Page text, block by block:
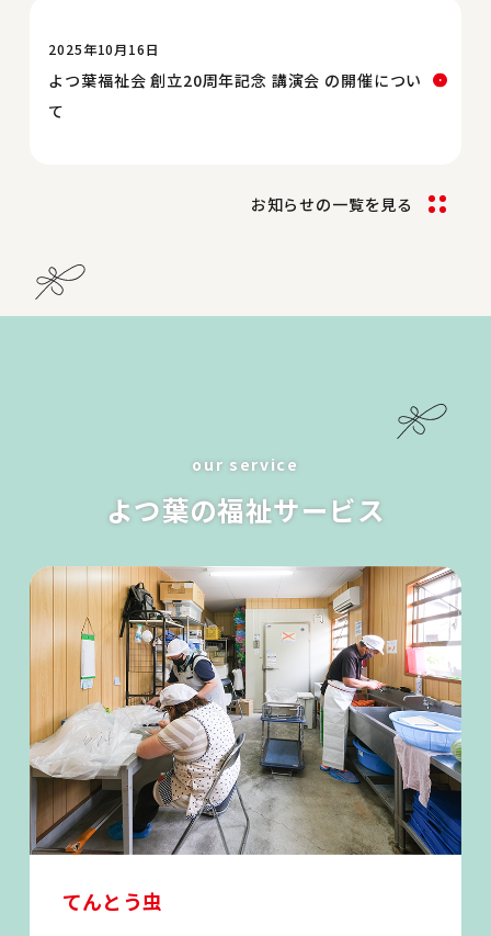
2025年10月16日
よつ葉福祉会 創立20周年記念 講演会 の開催につい
て
お知らせの一覧を見る
our service
よつ葉の福祉サービス
てんとう虫